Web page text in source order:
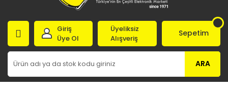
ARA
Giriş
Üye Ol
Üyeliksiz
Alışveriş
Sepetim